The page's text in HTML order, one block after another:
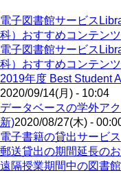
電子図書館サービス
科）おすすめコンテンツ
電子図書館サービス
科）おすすめコンテンツ
2019年度 Best Student
2020/09/14(月) - 10:04
データベースの学外ア
新)2020/08/27(木) -
電子書籍の貸出サービ
郵送貸出の期間延長の
遠隔授業期間中の図書